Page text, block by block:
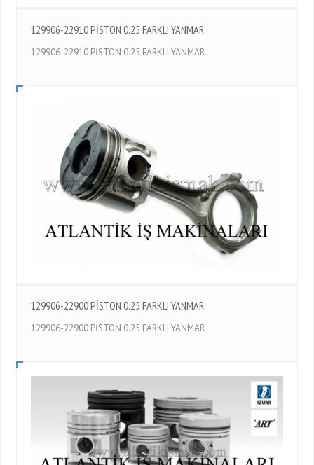
129906-22910 PİSTON 0.25 FARKLI YANMAR
129906-22910 PİSTON 0.25 FARKLI YANMAR
129906-22900 PİSTON 0.25 FARKLI YANMAR
129906-22900 PİSTON 0.25 FARKLI YANMAR